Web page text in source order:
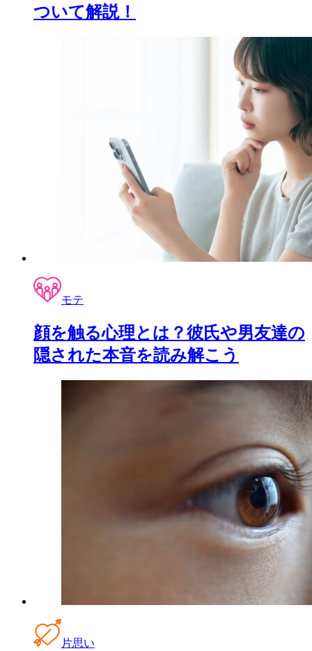
ついて解説！
モテ
顔を触る心理とは？彼氏や男友達の
隠された本音を読み解こう
片思い